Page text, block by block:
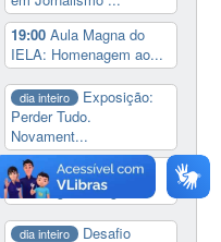
19:00Aula Magna do
IELA: Homenagem ao...
dia inteiro
Exposição:
Perder Tudo.
Novament...
14:00 Soberania
tecnológica e digital
dia inteiro
Desafio